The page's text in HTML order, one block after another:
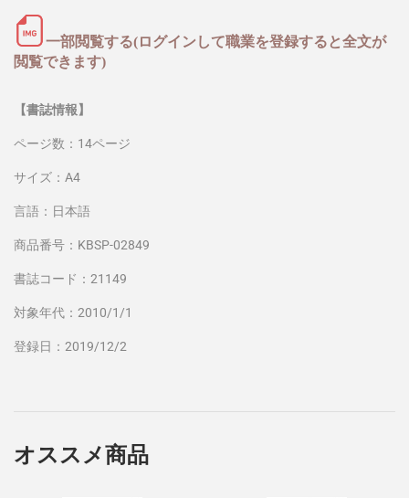
一部閲覧する(ログインして職業を登録すると全文が
閲覧できます)
【書誌情報】
ページ数：14ページ
サイズ：A4
言語：日本語
商品番号：KBSP-02849
書誌コード：21149
対象年代：2010/1/1
登録日：2019/12/2
オススメ商品